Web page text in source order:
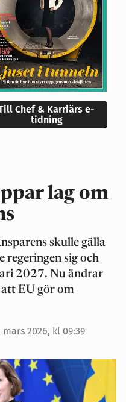
Chef & Karriärs e-
tidning
lag om
skulle gälla
regeringen sig och
2027. Nu ändrar
att EU gör om
2026, kl 09:39